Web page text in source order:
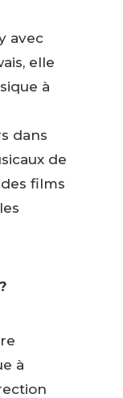
avec
elle
à
dans
de
films
à